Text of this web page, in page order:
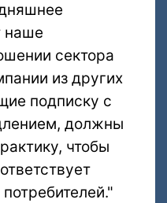
наше
сектора
из других
подписку с
должны
чтобы